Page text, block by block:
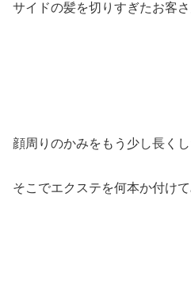
サイドの髪を切りすぎたお客さ
顔周りのかみをもう少し長くし
そこでエクステを何本か付けて